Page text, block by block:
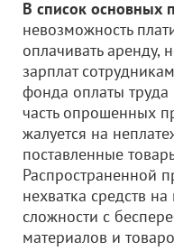
В список основных
невозможность
оплачивать аренду,
зарплат
фонда оплаты труда
часть опрошенных
жалуется на
поставленные
Распространенной
нехватка средств
сложности с
материалов и